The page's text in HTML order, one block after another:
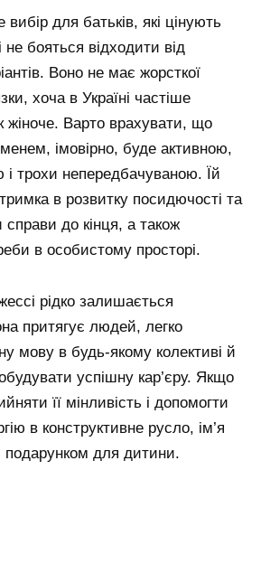
для батьків, які цінують
не бояться відходити від
Воно не має жорсткої
хоча в Україні частіше
жіноче. Варто врахувати, що
імовірно, буде активною,
і трохи непередбачуваною. Їй
в розвитку посидючості та
справи до кінця, а також
в особистому просторі.
рідко залишається
притягує людей, легко
мову в будь-якому колективі й
успішну кар’єру. Якщо
її мінливість і допомогти
в конструктивне русло, ім’я
подарунком для дитини.